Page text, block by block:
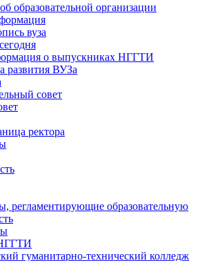
образовательной организации
вуза
о выпускниках НГГТИ
развития ВУЗа
совет
ректора
регламентирующие образовательную
гуманитарно-технический колледж